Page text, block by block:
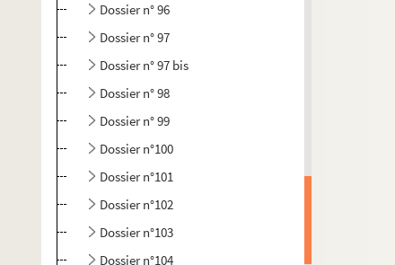
Dossier n° 96
Dossier n° 97
Dossier n° 97 bis
Dossier n° 98
Dossier n° 99
Dossier n°100
Dossier n°101
Dossier n°102
Dossier n°103
Dossier n°104